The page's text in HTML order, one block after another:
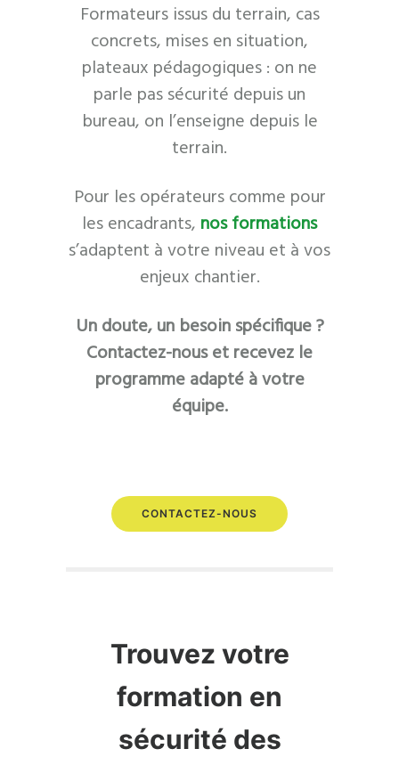
Formateurs issus du terrain, cas
concrets, mises en situation,
plateaux pédagogiques : on ne
parle pas sécurité depuis un
bureau, on l’enseigne depuis le
terrain.
Pour les opérateurs comme pour
les encadrants, nos formations
s’adaptent à votre niveau et à vos
enjeux chantier.
Un doute, un besoin spécifique ?
Contactez-nous et recevez le
programme adapté à votre
équipe.
CONTACTEZ-NOUS
Trouvez votre
formation en
sécurité des